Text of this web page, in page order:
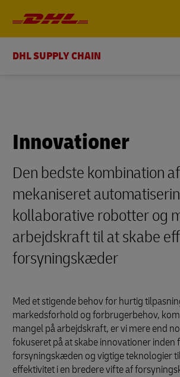
DHL SUPPLY CHAIN
Innovationer
Den bedste kombination af
mekaniseret
kollaborative robotter og
arbejdskraft til at skabe
forsyningskæder
Med et stigende behov for hurtig
markedsforhold og forbrugerbehov,
mangel på arbejdskraft, er vi mere end
fokuseret på at skabe innovationer inden
forsyningskæden og vigtige teknologier
effektivitet i en bredere vifte af